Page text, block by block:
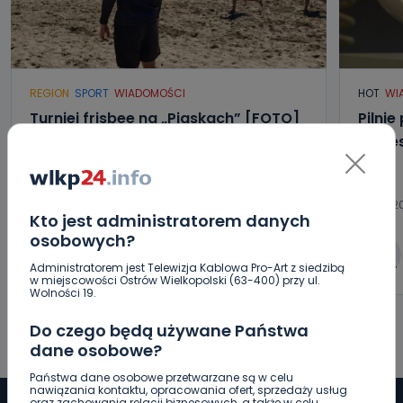
Kto jest administratorem danych
osobowych?
Administratorem jest Telewizja Kablowa Pro-Art z siedzibą
w miejscowości Ostrów Wielkopolski (63-400) przy ul.
Wolności 19.
Do czego będą używane Państwa
dane osobowe?
Państwa dane osobowe przetwarzane są w celu
nawiązania kontaktu, opracowania ofert, sprzedaży usług
REGION SPORT WIADOMOŚCI
Turniej frisbee na „Piaskach” [FOTO]
Aleksandra Barczak
HOT
Pilnie